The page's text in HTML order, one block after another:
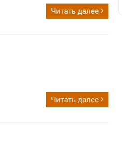
Читать далее
Читать далее